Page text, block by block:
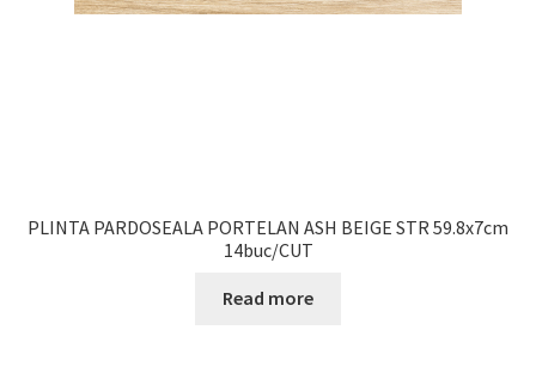
PLINTA PARDOSEALA PORTELAN ASH BEIGE STR 59.8x7cm
14buc/CUT
Read more